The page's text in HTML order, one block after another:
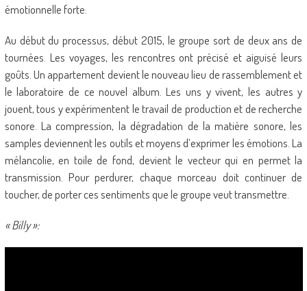
émotionnelle forte.
Au début du processus, début 2015, le groupe sort de deux ans de
tournées. Les voyages, les rencontres ont précisé et aiguisé leurs
goûts. Un appartement devient le nouveau lieu de rassemblement et
le laboratoire de ce nouvel album. Les uns y vivent, les autres y
jouent, tous y expérimentent le travail de production et de recherche
sonore. La compression, la dégradation de la matière sonore, les
samples deviennent les outils et moyens d’exprimer les émotions. La
mélancolie, en toile de fond, devient le vecteur qui en permet la
transmission. Pour perdurer, chaque morceau doit continuer de
toucher, de porter ces sentiments que le groupe veut transmettre.
« Billy »: